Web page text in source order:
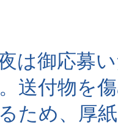
は御応募
送付物を
ため、厚